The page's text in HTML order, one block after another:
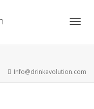
Info@drinkevolution.com